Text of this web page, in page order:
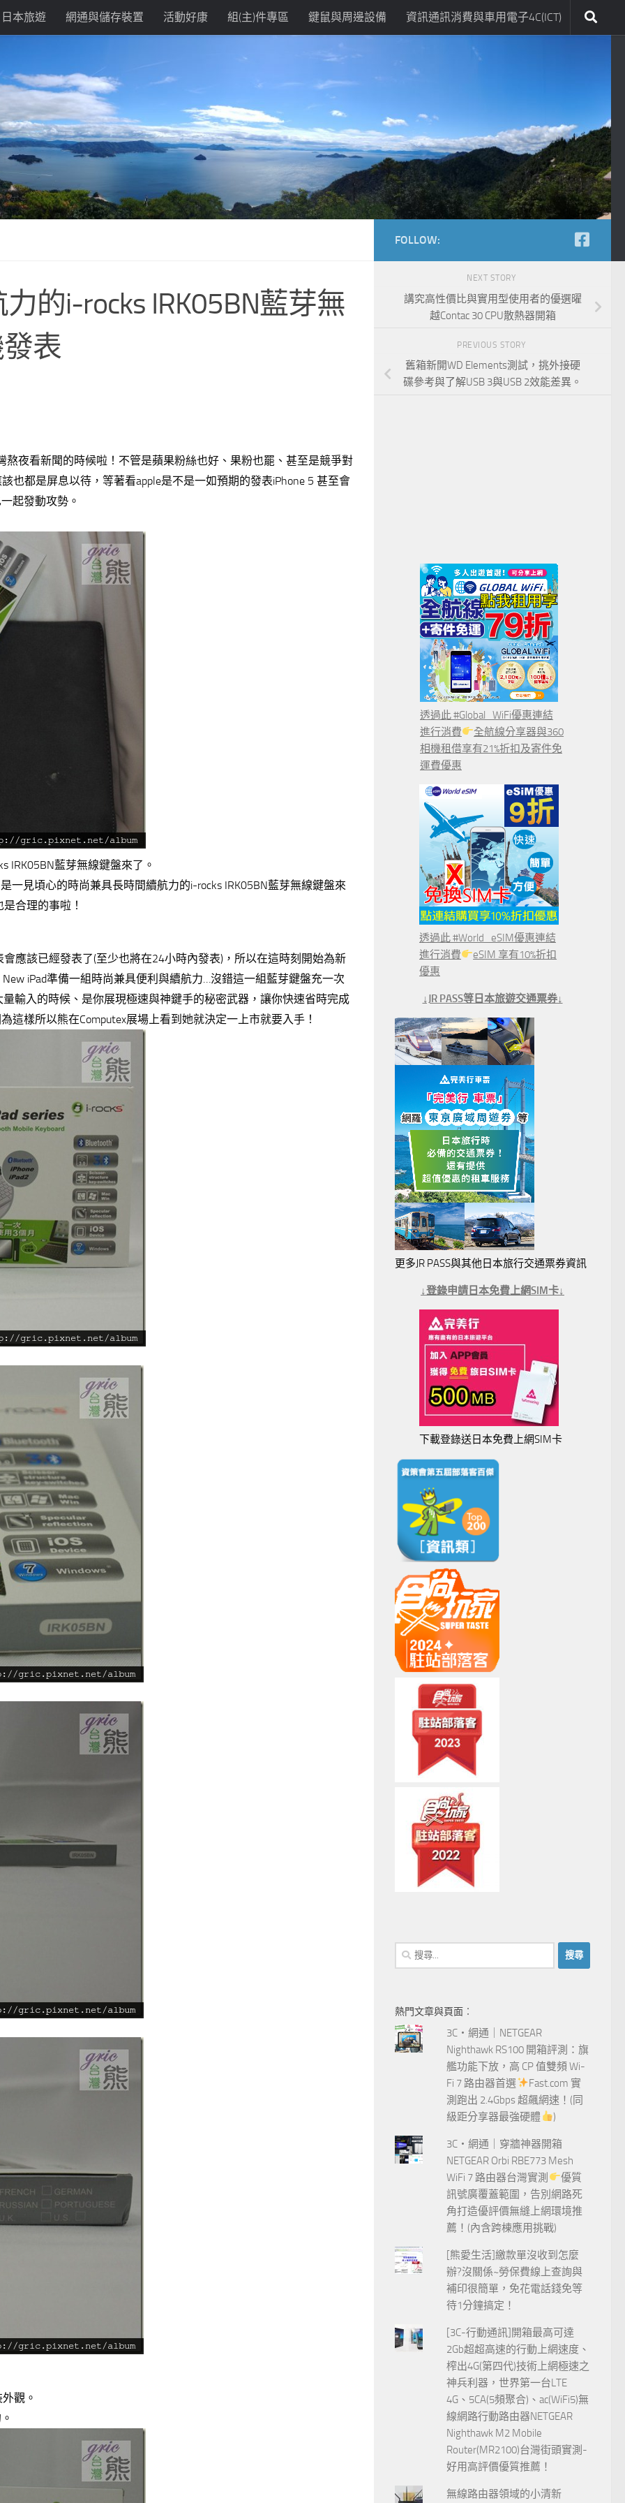
日本旅遊 網通與儲存裝置 活動好康 組(主)件專區 鍵鼠與周邊設備 資訊通訊消費與車用電子4C(ICT)
的i-rocks IRK05BN藍芽無
表
夜看新聞的時候啦！不管是蘋果粉絲也好、果粉也罷、甚至是競爭對
也都是屏息以待，等著看apple是不是一如預期的發表iPhone 5 甚至會
起發動攻勢。
IRK05BN藍芽無線鍵盤來了。
一見頃心的時尚兼具長時間續航力的i-rocks IRK05BN藍芽無線鍵盤來
合理的事啦！
應該已經發表了(至少也將在24小時內發表)，所以在這時刻開始為新
iPad準備一組時尚兼具便利與續航力…沒錯這一組藍芽鍵盤充一次
輸入的時候、是你展現極速與神鍵手的秘密武器，讓你快速省時完成
樣所以熊在Computex展場上看到她就決定一上市就要入手！
觀。
FOLLOW:
NEXT STORY
講究高性價比與實用型使用者的優選曜
越Contac 30 CPU散熱器開箱
PREVIOUS STORY
舊箱新開WD Elements測試，挑外接硬
碟參考與了解USB 3與USB 2效能差異。
透過此 #Global_WiFi優惠連結
進行消費
全航線分享器與360
相機租借享有21%折扣及寄件免
運費優惠
透過此 #World_eSIM優惠連結
進行消費
eSIM 享有10%折扣
優惠
↓JR PASS等日本旅遊交通票券↓
更多JR PASS與其他日本旅行交通票券資訊
↓登錄申請日本免費上網SIM卡↓
下載登錄送日本免費上網SIM卡
搜
尋
字:
熱門文章與頁面︰
3C‧網通｜NETGEAR
Nighthawk RS100 開箱評測：旗
艦功能下放，高 CP 值雙頻 Wi-
Fi 7 路由器首選
Fast.com 實
測跑出 2.4Gbps 超飆網速！(同
級距分享器最強硬體
)
3C‧網通｜穿牆神器開箱
NETGEAR Orbi RBE773 Mesh
WiFi 7 路由器台灣實測
優質
訊號廣覆蓋範圍，告別網路死
角打造優評價無縫上網環境推
薦！(內含跨棟應用挑戰)
[熊愛生活]繳款單沒收到怎麼
辦?沒關係~勞保費線上查詢與
補印很簡單，免花電話錢免等
待1分鐘搞定！
[3C-行動通訊]開箱最高可達
2Gb超超高速的行動上網速度、
榨出4G(第四代)技術上網極速之
神兵利器，世界第一台LTE
4G、5CA(5頻聚合)、ac(WiFi5)無
線網路行動路由器NETGEAR
Nighthawk M2 Mobile
Router(MR2100)台灣街頭實測-
好用高評價優質推薦！
無線路由器領域的小清新